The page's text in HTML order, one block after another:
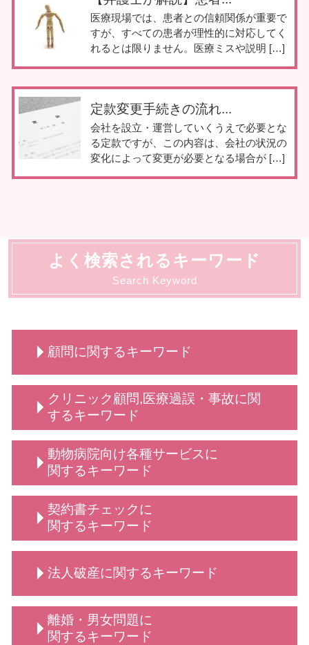
医療現場では、患者との信頼関係が重要で
すが、すべての患者が理性的に対応してく
れるとは限りません。医療ミスや説明 […]
定款変更手続きの流れ...
会社を設立・運営していくうえで必要とな
る定款ですが、この内容は、会社の状況の
変化によって変更が必要となる場合が […]
よく検索されるキーワード
Search Keyword
顧問に関するキーワード
顧問 契約
学校 いじめ 対応
法人 顧問
保護者クレーム 理不尽
顧問 事業主
顧問弁護士 事業主
弁護士 顧問
顧問弁護士 法人
顧問 法人契約
売掛金 時効
顧問弁護士 デメリット
法人 弁護士 顧問
定款変更 手続き
企業法務 とは
債権回収 弁護士
クリニック顧問,医療過誤・事故に関
するキーワード
不当解雇 とは
従業員 解雇
動物病院向け各種サービスに
関するキーワード
弁護士 相談 獣医師側
弁護士 誹謗中傷対策
法律相談 動物病院向け各種サービス
動物病院向け 弁護士
動物病院向け各種サービス 訴訟 弁護士
動物病院向け 弁護士 サービス
動物病院 トラブル
動物病院向け各種サービス 弁護士
契約書チェックに
関するキーワード
弁護士 契約交渉 契約書作成
契約書 リーガルチェック
契約書 書き方 弁護士
依頼 契約書サポート
法人破産に関するキーワード
法人破産 デメリット
必要書類 法人破産
離婚・男女問題に
関するキーワード